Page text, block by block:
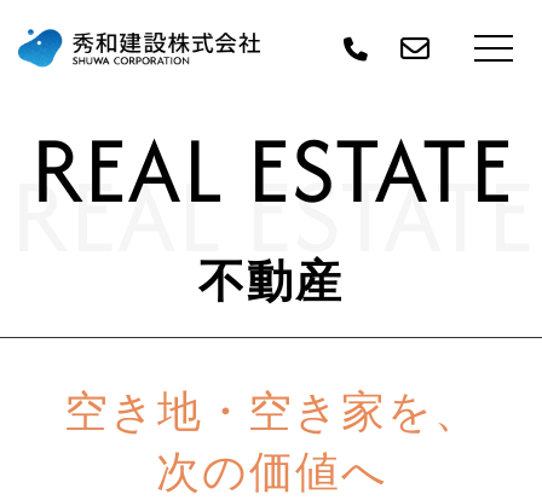
REAL ESTATE
REAL ESTATE
不動産
空き地・空き家を、
次の価値へ